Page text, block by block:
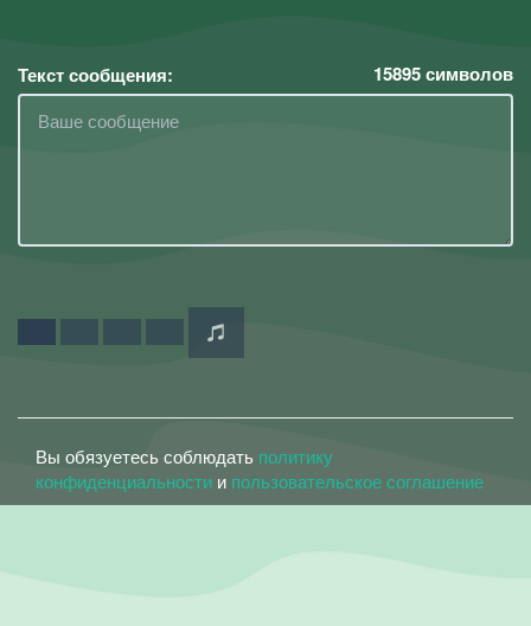
Текст сообщения: 15895символов
Вы обязуетесь соблюдать политику
конфиденциальности и пользовательское соглашение